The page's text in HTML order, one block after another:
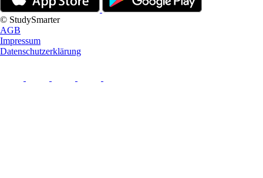
© StudySmarter
AGB
Impressum
Datenschutzerklärung